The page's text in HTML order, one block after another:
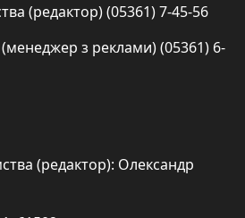
(редактор) (05361) 7-45-56
з реклами) (05361) 6-
(редактор): Олександр